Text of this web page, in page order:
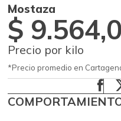
Mostaza
$
Precio por kilo
*Precio promedio en